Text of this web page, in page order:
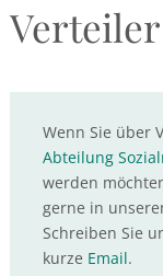
Verteiler
Wenn Sie über
Abteilung
werden
gerne in
Schreiben Sie
kurze Email.